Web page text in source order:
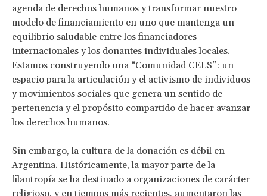
agenda de derechos humanos y transformar nuestro
modelo de financiamiento en uno que mantenga un
equilibrio saludable entre los financiadores
internacionales y los donantes individuales locales.
Estamos construyendo una “Comunidad CELS”: un
espacio para la articulación y el activismo de individuos
y movimientos sociales que genera un sentido de
pertenencia y el propósito compartido de hacer avanzar
los derechos humanos.
Sin embargo, la cultura de la donación es débil en
Argentina. Históricamente, la mayor parte de la
filantropía se ha destinado a organizaciones de carácter
religioso, y en tiempos más recientes, aumentaron las